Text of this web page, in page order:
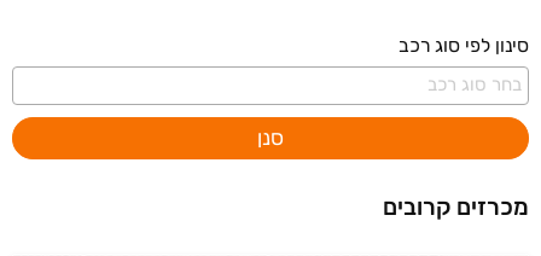
סינון לפי סוג רכב
סנן
מכרזים קרובים